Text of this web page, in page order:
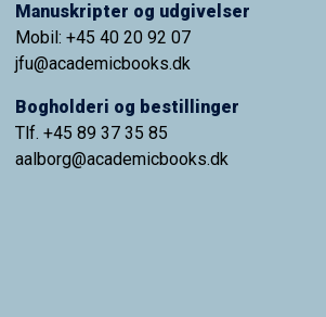
Manuskripter og udgivelser
Mobil: +45 40 20 92 07
jfu@academicbooks.dk
Bogholderi og bestillinger
Tlf. +45 89 37 35 85
aalborg@academicbooks.dk